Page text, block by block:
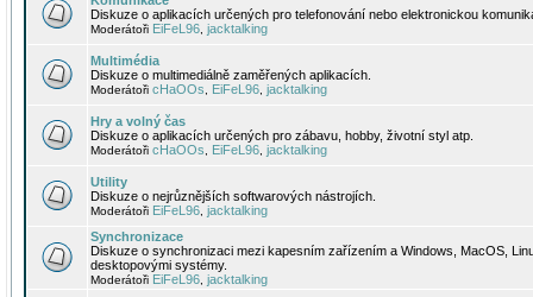
Diskuze o aplikacích určených pro telefonování nebo elektronickou
Moderátoři EiFeL96 jacktalking
Multimédia
Diskuze o multimediálně zaměřených aplikacích.
Moderátoři cHaOOs EiFeL96 jacktalking
Hry a volný čas
Diskuze o aplikacích určených pro zábavu, hobby, životní styl atp.
Moderátoři cHaOOs EiFeL96 jacktalking
Utility
Diskuze o nejrůznějších softwarových nástrojích.
Moderátoři EiFeL96 jacktalking
Synchronizace
Diskuze o synchronizaci mezi kapesním zařízením a Windows, MacOS,
desktopovými systémy.
Moderátoři EiFeL96 jacktalking